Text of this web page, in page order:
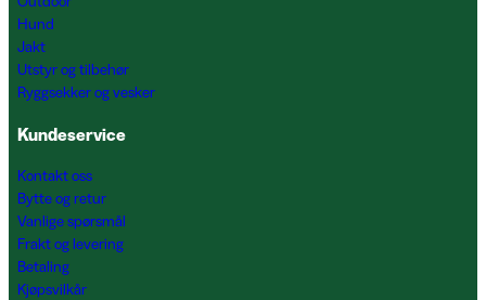
Hund
Jakt
Utstyr og tilbehør
Ryggsekker og vesker
Kundeservice
Kontakt oss
Bytte og retur
Vanlige spørsmål
Frakt og levering
Betaling
Kjøpsvilkår